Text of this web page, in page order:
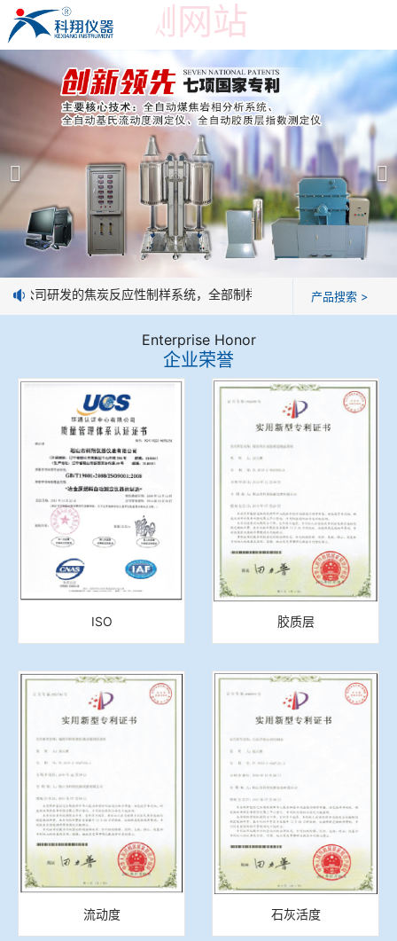
世界杯预测网站
世界杯预测网站
产品展示 ＞
焦炭高温性能检测系统
焦化行业检测及优化配煤设备
球团矿/烧结矿/块矿高温冶金性能检测系统
烧结/球团优化配矿研究设备
冶金渣、保护渣等高温物性检测设备
冶金石灰活性度测定仪
矿石、焦炭物理检测及制样设备
工业分析、测硫仪等
公司简介
世界杯预测网站
企业业绩
技术交流
标准下载
企业荣誉
世界杯预测网站
公司研发的焦炭反应性制样系统，全部制样过程机械化操作，没有
产品搜索 >
Enterprise Honor
企业荣誉
ISO 胶质层
流动度 石灰活度